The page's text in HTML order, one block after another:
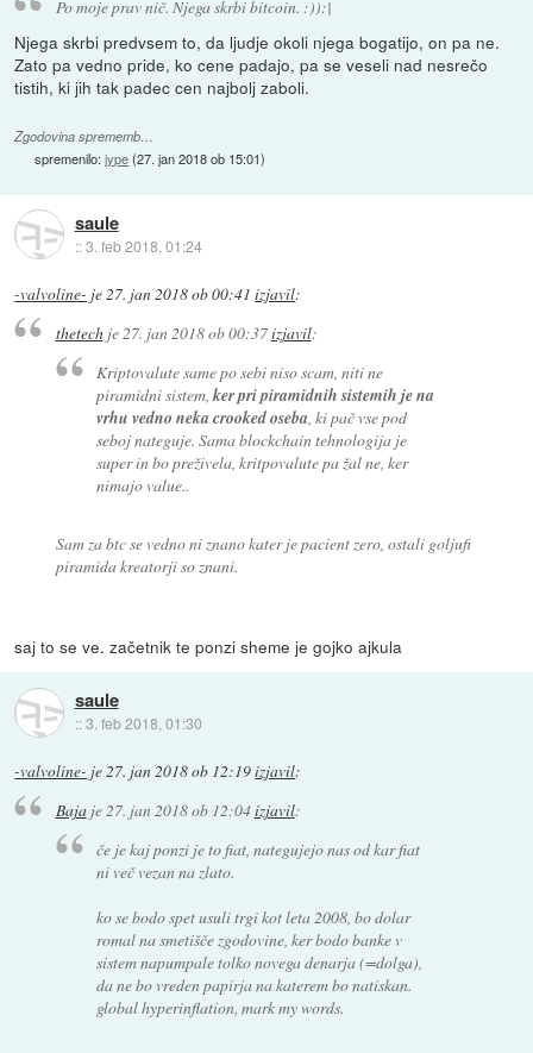
Po moje prav nič. Njega skrbi bitcoin. :)):|
Njega skrbi predvsem to, da ljudje okoli njega bogatijo, on pa ne.
Zato pa vedno pride, ko cene padajo, pa se veseli nad nesrečo
tistih, ki jih tak padec cen najbolj zaboli.
Zgodovina sprememb…
spremenilo:jype(27. jan 2018 ob 15:01)
saule
::3. feb 2018, 01:24
-valvoline- je27. jan 2018 ob 00:41 izjavil:
thetechje27. jan 2018 ob 00:37izjavil:
Kriptovalute same po sebi niso scam, niti ne
piramidni sistem,ker pri piramidnih sistemih je na
vrhu vedno neka crooked oseba, ki pač vse pod
seboj nateguje. Sama blockchain tehnologija je
super in bo preživela, kritpovalute pa žal ne, ker
nimajo value..
Sam za btc se vedno ni znano kater je pacient zero, ostali goljufi
piramida kreatorji so znani.
saj to se ve. začetnik te ponzi sheme je gojko ajkula
saule
::3. feb 2018, 01:30
-valvoline- je27. jan 2018 ob 12:19izjavil:
Bajaje27. jan 2018 ob 12:04izjavil:
če je kaj ponzi je to fiat, nategujejo nas od kar fiat
ni več vezan na zlato.
ko se bodo spet usuli trgi kot leta 2008, bo dolar
romal na smetišče zgodovine, ker bodo banke v
sistem napumpale tolko novega denarja (=dolga),
da ne bo vreden papirja na katerem bo natiskan.
global hyperinflation, mark my words.